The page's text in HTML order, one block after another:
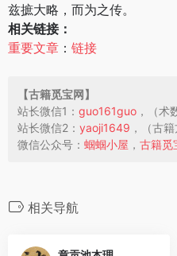
兹摭大略，而为之传。
相关链接：
重​​要​​文​​章​ ： 链接
【古​籍​​觅​宝​网】
站长微信1： guo161guo ，（术​
站长微信2： yaoji1649 ，（古​籍​
微信公众号： 蝈蝈​小屋 ， 古籍​觅
相关导航